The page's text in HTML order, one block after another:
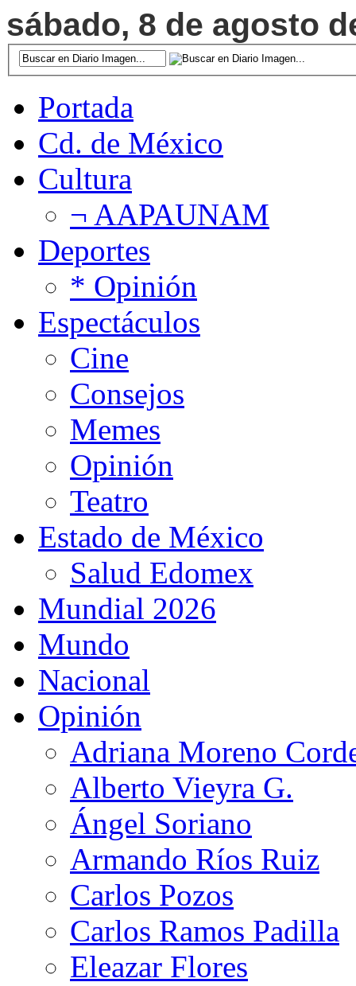
sábado, 8 de agosto
Portada
Cd. de México
Cultura
¬ AAPAUNAM
Deportes
* Opinión
Espectáculos
Cine
Consejos
Memes
Opinión
Teatro
Estado de México
Salud Edomex
Mundial 2026
Mundo
Nacional
Opinión
Adriana Moreno
Alberto Vieyra G.
Ángel Soriano
Armando Ríos Ruiz
Carlos Pozos
Carlos Ramos Padilla
Eleazar Flores